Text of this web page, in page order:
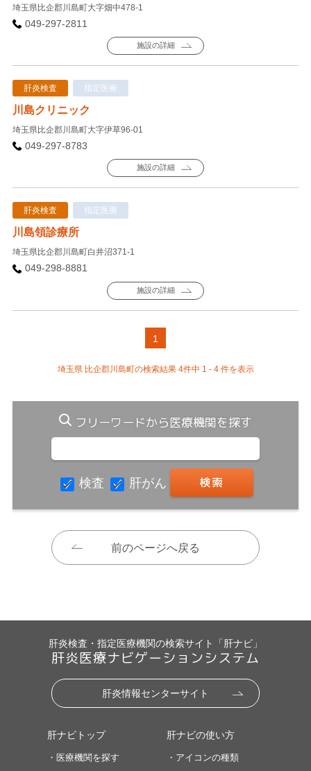
埼玉県比企郡川島町大字畑中478-1
049-297-2811
施設の詳細
肝炎検査 指定医療
川島クリニック
埼玉県比企郡川島町大字伊草96-01
049-297-8783
施設の詳細
肝炎検査 指定医療
川島領診療所
埼玉県比企郡川島町白井沼371-1
049-298-8881
施設の詳細
1
埼玉県 比企郡川島町の検索結果 4件中 1 - 4 件を表示
フリーワードから医療機関を探す
検査 肝がん
前のページへ戻る
肝炎検査・指定医療機関の検索サイト「肝ナビ」
肝炎医療ナビゲーションシステム
肝炎情報センターサイト
肝ナビトップ
・医療機関を探す
肝ナビの使い方
・アイコンの種類